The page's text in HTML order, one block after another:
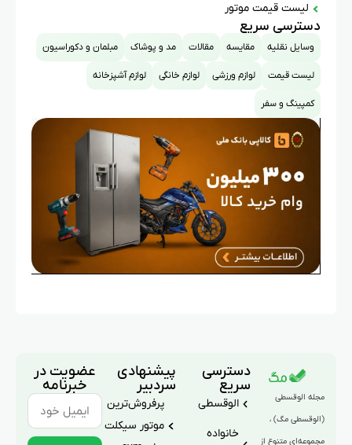
لیست قیمت موتور
دسترسی سریع
وسایل نقلیه مقایسه مقالات مد و پوشاک مبلمان و دکوراسیون
لیست قیمت لوازم ورزشی لوازم خانگی لوازم آشپزخانه
کمپینگ و سفر
مجله الوقسطی
(الوقسطی مگ) ،
مجموعه‌ای متنوع از
دسترسی
سریع
الوقسطی
خانواده
پیشنهادی
سردبیر
پرفروش‌ترین
موتور سیکلت
عضویت در
خبرنامه